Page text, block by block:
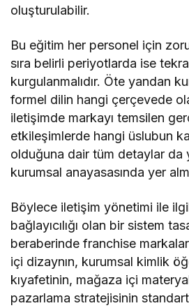
oluşturulabilir.
Bu eğitim her personel için
sıra belirli periyotlarda ise
kurgulanmalıdır. Öte yandan
formel dilin hangi çerçevede
iletişimde markayı temsilen
etkileşimlerde hangi üslubun
olduğuna dair tüm detaylar da
kurumsal anayasasında yer
Böylece iletişim yönetimi ile
bağlayıcılığı olan bir sistem
beraberinde franchise
içi dizaynın, kurumsal kimlik
kıyafetinin, mağaza içi
pazarlama stratejisinin